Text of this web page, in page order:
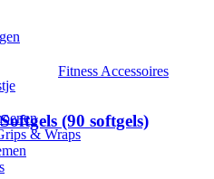
Fitness Accessoires
& Wraps
(90 softgels)